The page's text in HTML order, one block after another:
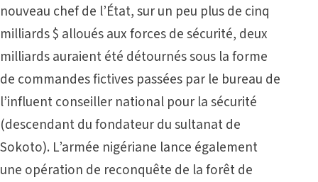
nouveau chef de l’État, sur un peu plus de cinq
milliards $ alloués aux forces de sécurité, deux
milliards auraient été détournés sous la forme
de commandes fictives passées par le bureau de
l’influent conseiller national pour la sécurité
(descendant du fondateur du sultanat de
Sokoto). L’armée nigériane lance également
une opération de reconquête de la forêt de